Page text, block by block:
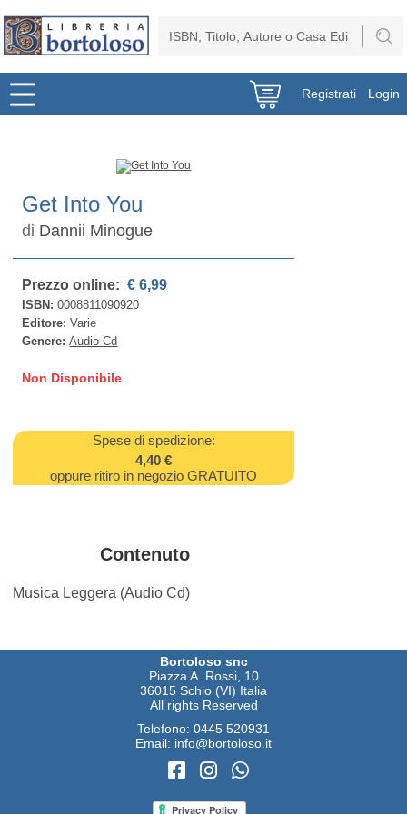
Registrati Login
Get Into You
di Dannii Minogue
Prezzo online: € 6,99
ISBN:0008811090920
Editore:Varie
Genere:Audio Cd
Non Disponibile
Spese di spedizione:
4,40 €
oppure ritiro in negozio GRATUITO
Contenuto
Musica Leggera (Audio Cd)
Bortoloso snc
Piazza A. Rossi, 10
36015 Schio (VI) Italia
All rights Reserved
Telefono: 0445 520931
Email: info@bortoloso.it